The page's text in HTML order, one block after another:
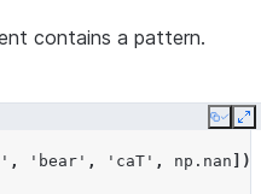
contains a pattern.
Copy
, 'bear' , 'caT' , np . nan ])